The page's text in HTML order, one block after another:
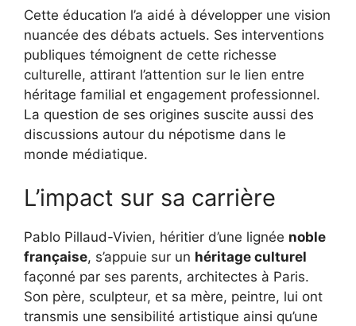
Cette éducation l’a aidé à développer une vision
nuancée des débats actuels. Ses interventions
publiques témoignent de cette richesse
culturelle, attirant l’attention sur le lien entre
héritage familial et engagement professionnel.
La question de ses origines suscite aussi des
discussions autour du népotisme dans le
monde médiatique.
L’impact sur sa carrière
Pablo Pillaud-Vivien, héritier d’une lignée noble
française, s’appuie sur un héritage culturel
façonné par ses parents, architectes à Paris.
Son père, sculpteur, et sa mère, peintre, lui ont
transmis une sensibilité artistique ainsi qu’une